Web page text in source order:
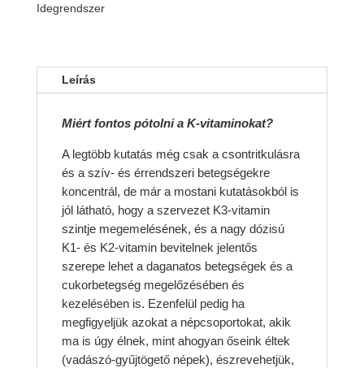
Idegrendszer
Leírás
Miért fontos pótolni a K-vitaminokat?
A legtöbb kutatás még csak a csontritkulásra
és a szív- és érrendszeri betegségekre
koncentrál, de már a mostani kutatásokból is
jól látható, hogy a szervezet K3-vitamin
szintje megemelésének, és a nagy dózisú
K1- és K2-vitamin bevitelnek jelentős
szerepe lehet a daganatos betegségek és a
cukorbetegség megelőzésében és
kezelésében is. Ezenfelül pedig ha
megfigyeljük azokat a népcsoportokat, akik
ma is úgy élnek, mint ahogyan őseink éltek
(vadászó-gyűjtögető népek), észrevehetjük,